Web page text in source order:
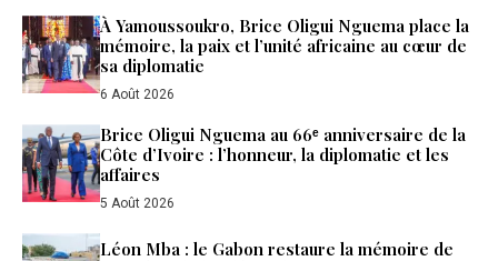
À Yamoussoukro, Brice Oligui Nguema place la
mémoire, la paix et l’unité africaine au cœur de
sa diplomatie
6 Août 2026
Brice Oligui Nguema au 66ᵉ anniversaire de la
Côte d’Ivoire : l’honneur, la diplomatie et les
affaires
5 Août 2026
Léon Mba : le Gabon restaure la mémoire de